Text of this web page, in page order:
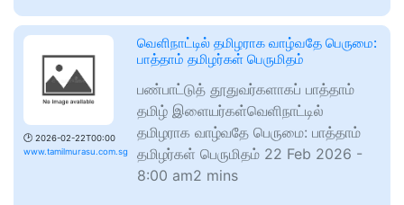
🕑 2026-02-22T00:00
www.tamilmurasu.com.sg
வெளிநாட்டில் தமிழராக வாழ்வதே பெருமை:
பாத்தாம் தமிழர்கள் பெருமிதம்
பண்பாட்டுத் தூதுவர்களாகப் பாத்தாம்
தமிழ் இளையர்கள்வெளிநாட்டில்
தமிழராக வாழ்வதே பெருமை: பாத்தாம்
தமிழர்கள் பெருமிதம் 22 Feb 2026 -
8:00 am2 mins